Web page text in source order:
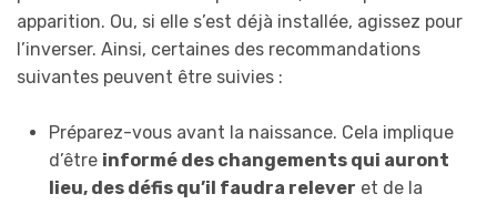
apparition. Ou, si elle s’est déjà installée, agissez pour
l’inverser. Ainsi, certaines des recommandations
suivantes peuvent être suivies :
Préparez-vous avant la naissance. Cela implique
d’être informé des changements qui auront
lieu, des défis qu’il faudra relever et de la